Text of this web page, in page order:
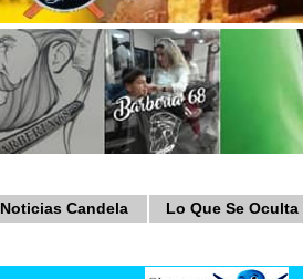
Noticias Candela Lo Que Se Oculta